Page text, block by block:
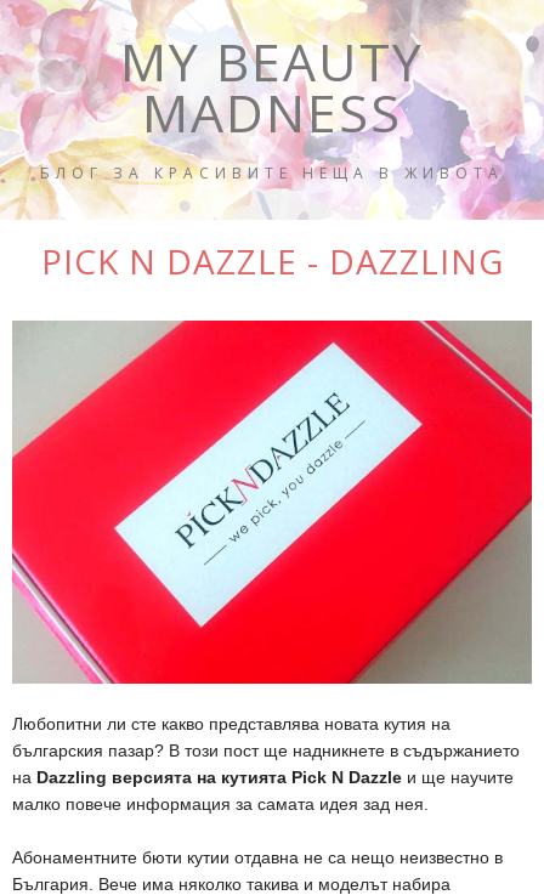
MY BEAUTY
MADNESS
БЛОГ ЗА КРАСИВИТЕ НЕЩА В ЖИВОТА
PICK N DAZZLE - DAZZLING
Любопитни ли сте какво представлява новата кутия на
българския пазар? В този пост ще надникнете в съдържанието
на Dazzling версията на кутията Pick N Dazzle и ще научите
малко повече информация за самата идея зад нея.
Абонаментните бюти кутии отдавна не са нещо неизвестно в
България. Вече има няколко такива и моделът набира